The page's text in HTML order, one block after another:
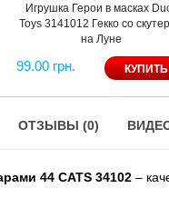
Игрушка Герои в масках
Toys 3141012 Гекко со
на Луне
99.00 грн.
ОТЗЫВЫ (0)
44 CATS 34102 –